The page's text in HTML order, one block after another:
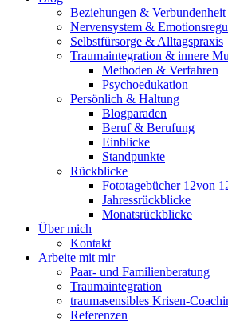
Beziehungen & Verbundenheit
Nervensystem &
Selbstfürsorge & Alltagspraxis
Traumaintegration & innere
Methoden & Verfahren
Psychoedukation
Persönlich & Haltung
Blogparaden
Beruf & Berufung
Einblicke
Standpunkte
Rückblicke
Fototagebücher 12von
Jahressrückblicke
Monatsrückblicke
Über mich
Kontakt
Arbeite mit mir
Paar- und Familienberatung
Traumaintegration
traumasensibles Krisen-
Referenzen